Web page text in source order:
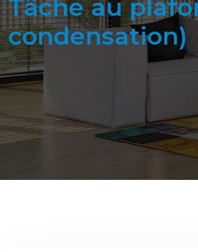
Tâche au
condensation)